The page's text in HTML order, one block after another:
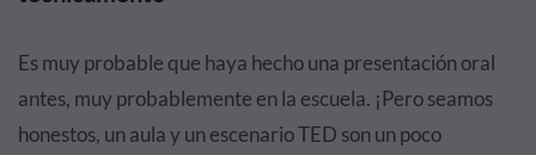
Es muy probable que haya hecho una presentación oral
antes, muy probablemente en la escuela. ¡Pero seamos
honestos, un aula y un escenario TED son un poco